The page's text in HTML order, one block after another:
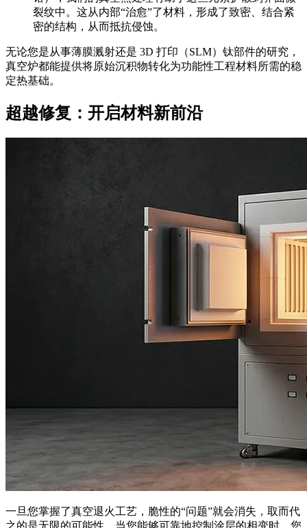
裂纹中。这从内部“治愈”了材料，形成了致密、结合紧
密的结构，从而抵抗侵蚀。
无论您是从事薄膜溅射还是 3D 打印（SLM）钛部件的研究，
真空炉都能提供将原始沉积物转化为功能性工程材料所需的稳
定热基础。
超越修复：开启材料新前沿
一旦您掌握了真空退火工艺，脆性的“问题”就会消失，取而代
之的是无限的可能性。当您能够可靠地控制涂层的相变时，您